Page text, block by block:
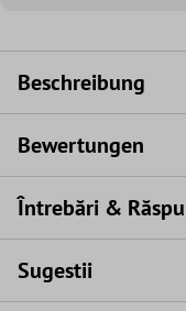
Beschreibung
Bewertungen
Întrebări &
Sugestii